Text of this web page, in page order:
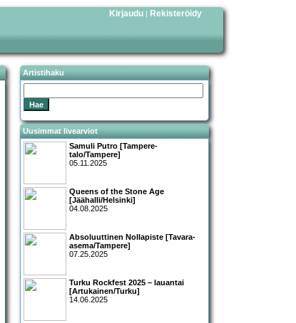
Kirjaudu | Rekisteröidy
Artistihaku
Uusimmat livearviot
Samuli Putro [Tampere-
talo/Tampere]
05.11.2025
Queens of the Stone Age
[Jäähalli/Helsinki]
04.08.2025
Absoluuttinen Nollapiste [Tavara-
asema/Tampere]
07.25.2025
Turku Rockfest 2025 – lauantai
[Artukainen/Turku]
14.06.2025